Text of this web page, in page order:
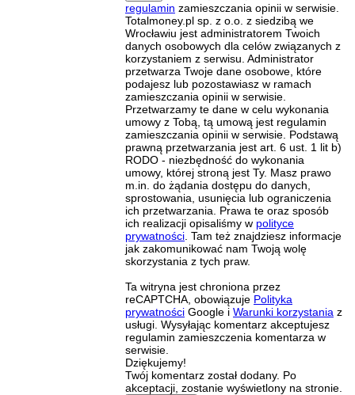
regulamin zamieszczania opinii w serwisie.
Totalmoney.pl sp. z o.o. z siedzibą we
Wrocławiu jest administratorem Twoich
danych osobowych dla celów związanych z
korzystaniem z serwisu. Administrator
przetwarza Twoje dane osobowe, które
podajesz lub pozostawiasz w ramach
zamieszczania opinii w serwisie.
Przetwarzamy te dane w celu wykonania
umowy z Tobą, tą umową jest regulamin
zamieszczania opinii w serwisie. Podstawą
prawną przetwarzania jest art. 6 ust. 1 lit b)
RODO - niezbędność do wykonania
umowy, której stroną jest Ty. Masz prawo
m.in. do żądania dostępu do danych,
sprostowania, usunięcia lub ograniczenia
ich przetwarzania. Prawa te oraz sposób
ich realizacji opisaliśmy w polityce
prywatności . Tam też znajdziesz informacje
jak zakomunikować nam Twoją wolę
skorzystania z tych praw.
Ta witryna jest chroniona przez
reCAPTCHA, obowiązuje Polityka
prywatności Google i Warunki korzystania z
usługi. Wysyłając komentarz akceptujesz
regulamin zamieszczenia komentarza w
serwisie.
Dziękujemy!
Twój komentarz został dodany. Po
akceptacji, zostanie wyświetlony na stronie.